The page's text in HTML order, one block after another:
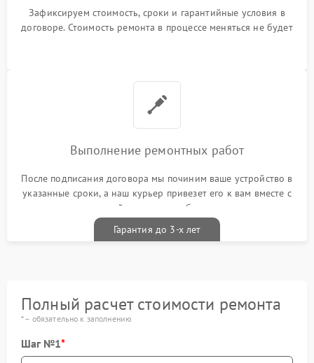
Зафиксируем стоимость, сроки и гарантийные условия в
договоре. Стоимость ремонта в процессе меняться не будет
Выполнение ремонтных работ
После подписания договора мы починим ваше устройство в
указанные сроки, а наш курьер привезет его к вам вместе с
гарантийным талоном бесплатно
Гарантия до 3-х лет
Полный расчет стоимости ремонта
* – обязательно к заполнению
Шаг №1